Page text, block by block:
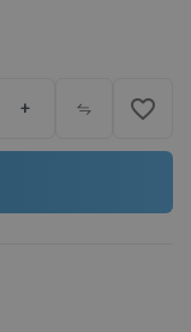
+ favorite_border